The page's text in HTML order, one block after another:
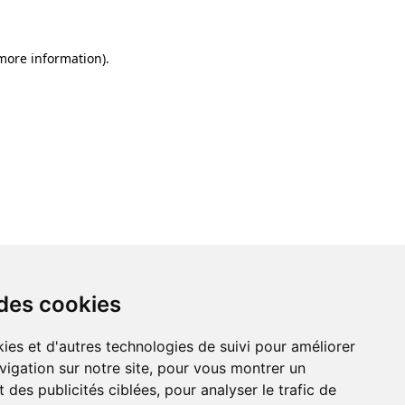
cookies
et d'autres technologies de suivi pour améliorer
sur notre site, pour vous montrer un
des publicités ciblées, pour analyser le trafic de
information).